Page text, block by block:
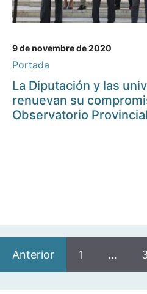
9 de novembre de 2020
Portada
La Diputación y las
renuevan su
Observatorio
Anterior 1 …